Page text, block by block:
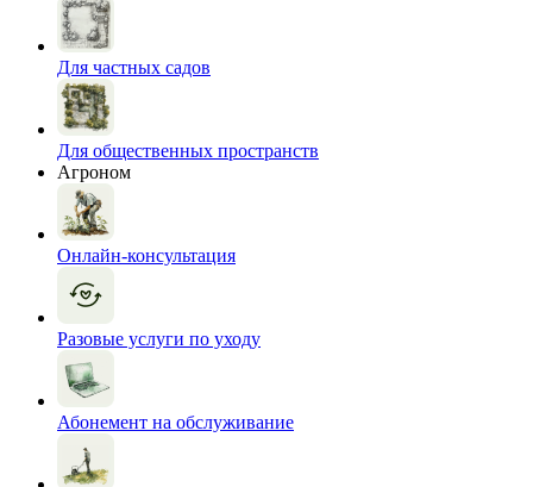
Для частных садов
Для общественных пространств
Агроном
Онлайн-консультация
Разовые услуги по уходу
Абонемент на обслуживание